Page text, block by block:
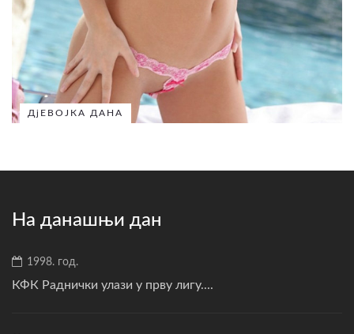
ДјЕВОЈКА ДАНА
На данашњи дан
1998. год.
КФК Раднички улази у прву лигу....